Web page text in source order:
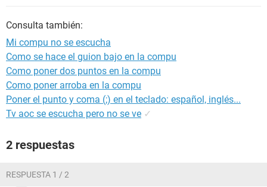
Consulta también:
Mi compu no se escucha
Como se hace el guion bajo en la compu
Como poner dos puntos en la compu
Como poner arroba en la compu
Poner el punto y coma (;) en el teclado: español, inglés...
Tv aoc se escucha pero no se ve ✓
2 respuestas
RESPUESTA 1 / 2